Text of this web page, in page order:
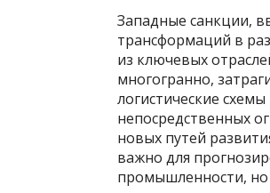
Западные санкции,
трансформаций в
из ключевых
многогранно,
логистические
непосредственных
новых путей
важно для
промышленности,